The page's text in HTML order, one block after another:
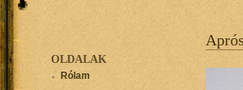
OLDALAK
Rólam